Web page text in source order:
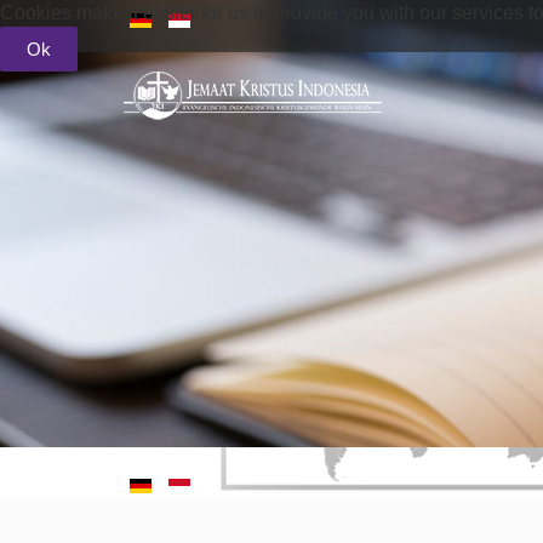
Cookies make it easier for us to provide you with our services
Ok